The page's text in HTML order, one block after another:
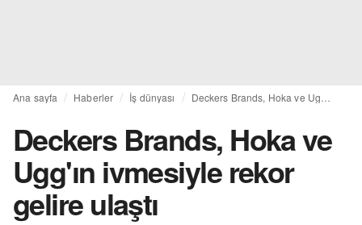
Ana sayfa Haberler İş dünyası
Deckers Brands, Hoka ve
Ugg'ın ivmesiyle rekor
gelire ulaştı